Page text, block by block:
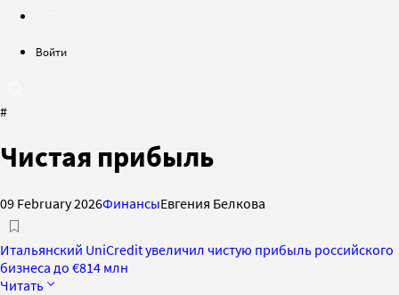
Войти
#
Чистая прибыль
09 February 2026ФинансыЕвгения Белкова
Итальянский UniCredit увеличил чистую прибыль российского
бизнеса до €814 млн
Читать